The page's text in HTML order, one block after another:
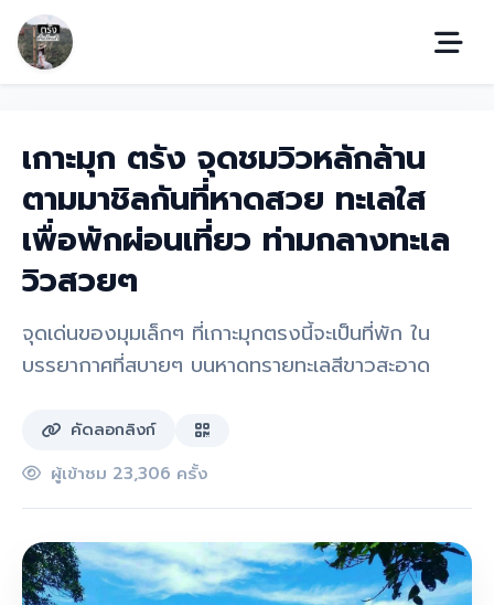
เกาะมุก ตรัง จุดชมวิวหลักล้าน
ตามมาชิลกันที่หาดสวย ทะเลใส
เพื่อพักผ่อนเที่ยว ท่ามกลางทะเล
วิวสวยๆ
จุดเด่นของมุมเล็กๆ ที่เกาะมุกตรงนี้จะเป็นที่พัก ใน
บรรยากาศที่สบายๆ บนหาดทรายทะเลสีขาวสะอาด
คัดลอกลิงก์
ผู้เข้าชม 23,306 ครั้ง